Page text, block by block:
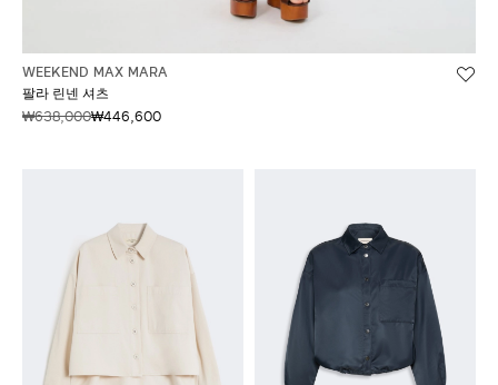
WEEKEND MAX MARA
팔라 린넨 셔츠
₩638,000₩446,600